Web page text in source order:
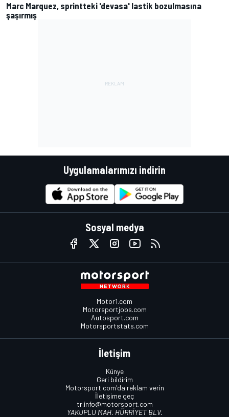
Marc Marquez, sprintteki 'devasa' lastik bozulmasına
şaşırmış
Uygulamalarımızı indirin
Sosyal medya
Motor1.com
Motorsportjobs.com
Autosport.com
Motorsportstats.com
İletişim
Künye
Geri bildirim
Motorsport.com'da reklam verin
İletişime geç
tr.info@motorsport.com
YAKUPLU MAH. HÜRRİYET BLV.